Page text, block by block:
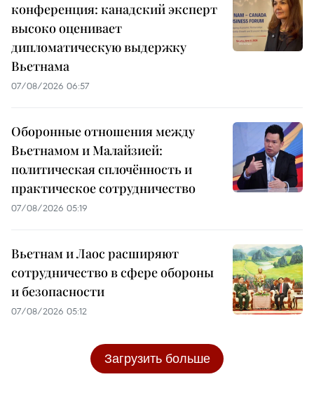
конференция: канадский эксперт
высоко оценивает
дипломатическую выдержку
Вьетнама
07/08/2026 06:57
Оборонные отношения между
Вьетнамом и Малайзией:
политическая сплочённость и
практическое сотрудничество
07/08/2026 05:19
Вьетнам и Лаос расширяют
сотрудничество в сфере обороны
и безопасности
07/08/2026 05:12
Загрузить больше